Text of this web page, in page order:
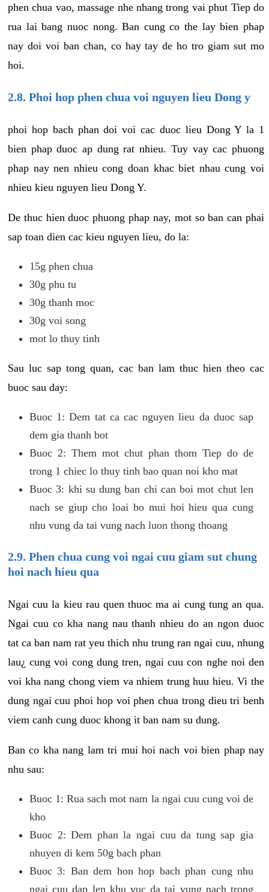
phen chua vao, massage nhe nhang trong vai phut Tiep do
rua lai bang nuoc nong. Ban cung co the lay bien phap
nay doi voi ban chan, co hay tay de ho tro giam sut mo
hoi.
2.8. Phoi hop phen chua voi nguyen lieu Dong y
phoi hop bach phan doi voi cac duoc lieu Dong Y la 1
bien phap duoc ap dung rat nhieu. Tuy vay cac phuong
phap nay nen nhieu cong doan khac biet nhau cung voi
nhieu kieu nguyen lieu Dong Y.
De thuc hien duoc phuong phap nay, mot so ban can phai
sap toan dien cac kieu nguyen lieu, do la:
15g phen chua
30g phu tu
30g thanh moc
30g voi song
mot lo thuy tinh
Sau luc sap tong quan, cac ban lam thuc hien theo cac
buoc sau day:
Buoc 1: Dem tat ca cac nguyen lieu da duoc sap
dem gia thanh bot
Buoc 2: Them mot chut phan thom Tiep do de
trong 1 chiec lo thuy tinh bao quan noi kho mat
Buoc 3: khi su dung ban chi can boi mot chut len
nach se giup cho loai bo mui hoi hieu qua cung
nhu vung da tai vung nach luon thong thoang
2.9. Phen chua cung voi ngai cuu giam sut chung
hoi nach hieu qua
Ngai cuu la kieu rau quen thuoc ma ai cung tung an qua.
Ngai cuu co kha nang nau thanh nhieu do an ngon duoc
tat ca ban nam rat yeu thich nhu trung ran ngai cuu, nhung
lau¿ cung voi cong dung tren, ngai cuu con nghe noi den
voi kha nang chong viem va nhiem trung huu hieu. Vi the
dung ngai cuu phoi hop voi phen chua trong dieu tri benh
viem canh cung duoc khong it ban nam su dung.
Ban co kha nang lam tri mui hoi nach voi bien phap nay
nhu sau:
Buoc 1: Rua sach mot nam la ngai cuu cung voi de
kho
Buoc 2: Dem phan la ngai cuu da tung sap gia
nhuyen di kem 50g bach phan
Buoc 3: Ban dem hon hop bach phan cung nhu
ngai cuu dap len khu vuc da tai vung nach trong